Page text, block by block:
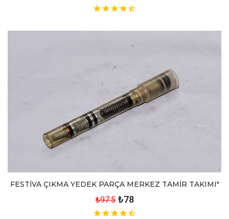
FESTİVA ÇIKMA YEDEK PARÇA MERKEZ TAMİR TAKIMI"
₺97.5 ₺78